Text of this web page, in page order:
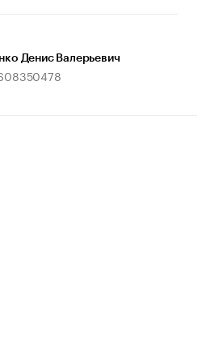
Денис Валерьевич